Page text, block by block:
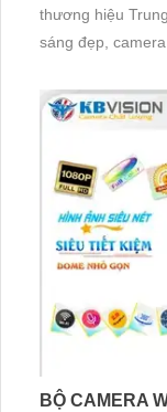
thương hiệu Trung Quốc uy tín.
sáng đẹp,
trọn gói này bao
cao, kết nối
BỘ CAMERA